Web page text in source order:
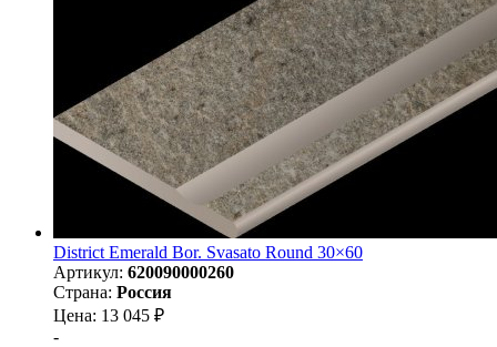
District Emerald Bor. Svasato Round 30×60
Артикул: 620090000260
Страна: Россия
Цена: 13 045 ₽
-